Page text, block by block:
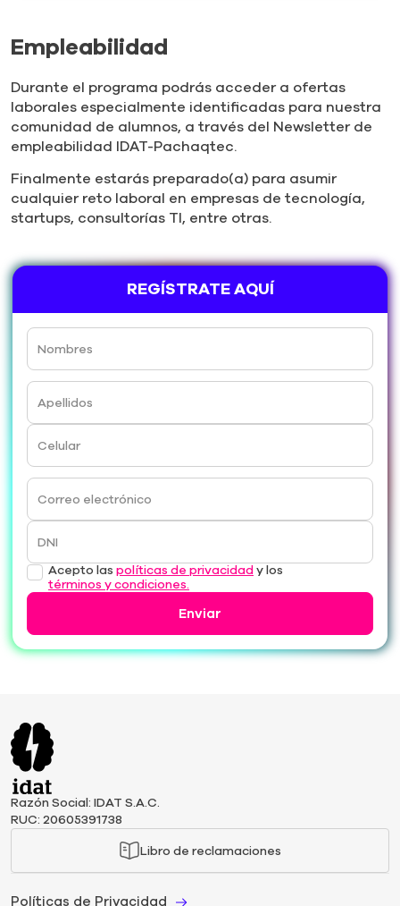
Empleabilidad
Durante el programa podrás acceder a ofertas
laborales especialmente identificadas para nuestra
comunidad de alumnos, a través del Newsletter de
empleabilidad IDAT-Pachaqtec.
Finalmente estarás preparado(a) para asumir
cualquier reto laboral en empresas de tecnología,
startups, consultorías TI, entre otras.
REGÍSTRATE AQUÍ
Nombres
Apellidos
Celular
Correo electrónico
DNI
Acepto las políticas de privacidady los
términos y condiciones.
Enviar
Razón Social: IDAT S.A.C.
RUC: 20605391738
Libro de reclamaciones
Políticas de Privacidad